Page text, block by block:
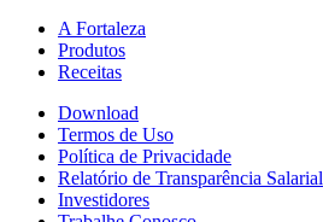
A Fortaleza
Produtos
Receitas
Download
Termos de Uso
Política de Privacidade
Relatório de Transparência Salarial
Investidores